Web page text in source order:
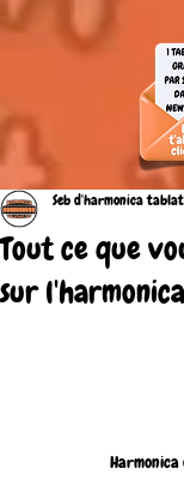
Tout ce que
sur
Seb d'harmonica